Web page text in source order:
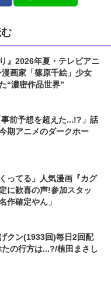
』2026年夏・テレビアニ
画家「篠原千絵」少女
“濃密作品世界”
事前予想を超えた...!?」話
期アニメのダークホー
ってる」人気漫画『カグ
に歓喜の声!参加スタッ
作確定やん」
クン(1933回)毎日2回配
の行方は...?/植田まさし